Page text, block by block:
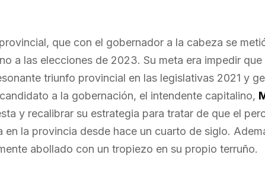
que con el gobernador a la cabeza se
a las elecciones de 2023. Su meta era impedir que
triunfo provincial en las legislativas 2021 y
a la gobernación, el intendente capitalino,
y recalibrar su estrategia para tratar de que el
la provincia desde hace un cuarto de siglo.
abollado con un tropiezo en su propio terruño.